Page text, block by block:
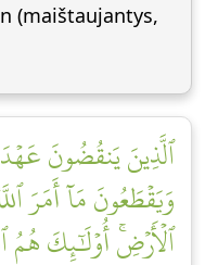
(maištaujantys,
ٱلَّذِينَ يَنقُضُونَ
وَيَقۡطَعُونَ مَآ أَمَرَ
ٱلۡأَرۡضِۚ أُوْلَٰٓئِكَ هُمُ